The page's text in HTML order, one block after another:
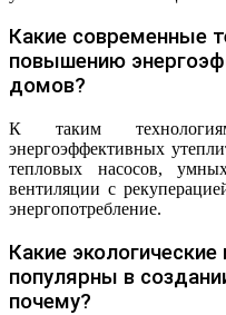
Какие современные
повышению
домов?
К таким
энергоэффективных
тепловых насосов,
вентиляции с
энергопотребление.
Какие
популярны в
почему?